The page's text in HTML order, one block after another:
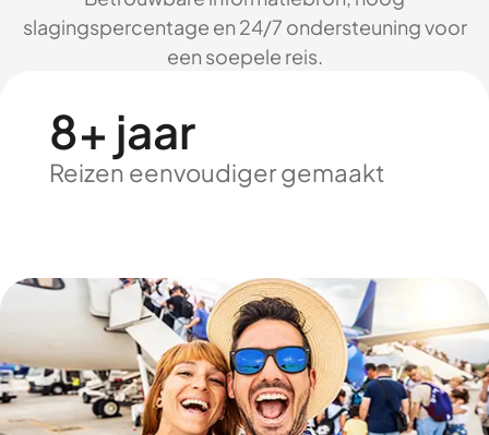
slagingspercentage en 24/7 ondersteuning voor
een soepele reis.
8+ jaar
Reizen eenvoudiger gemaakt